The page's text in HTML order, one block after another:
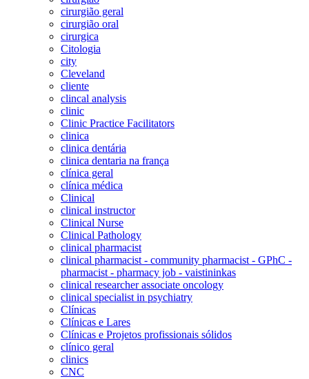
cirurgião geral
cirurgião oral
cirurgica
Citologia
city
Cleveland
cliente
clincal analysis
clinic
Clinic Practice Facilitators
clinica
clinica dentária
clinica dentaria na frança
clínica geral
clínica médica
Clinical
clinical instructor
Clinical Nurse
Clinical Pathology
clinical pharmacist
clinical pharmacist - community pharmacist - GPhC -
pharmacist - pharmacy job - vaistininkas
clinical researcher associate oncology
clinical specialist in psychiatry
Clínicas
Clínicas e Lares
Clínicas e Projetos profissionais sólidos
clínico geral
clinics
CNC